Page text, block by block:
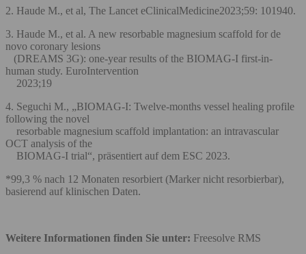
2. Haude M., et al, The Lancet eClinicalMedicine2023;59: 101940.
3. Haude M., et al. A new resorbable magnesium scaffold for de
novo coronary lesions
(DREAMS 3G): one-year results of the BIOMAG-I first-in-
human study. EuroIntervention
2023;19
4. Seguchi M., „BIOMAG-I: Twelve-months vessel healing profile
following the novel
resorbable magnesium scaffold implantation: an intravascular
OCT analysis of the
BIOMAG-I trial“, präsentiert auf dem ESC 2023.
*99,3 % nach 12 Monaten resorbiert (Marker nicht resorbierbar),
basierend auf klinischen Daten.
Weitere Informationen finden Sie unter: Freesolve RMS